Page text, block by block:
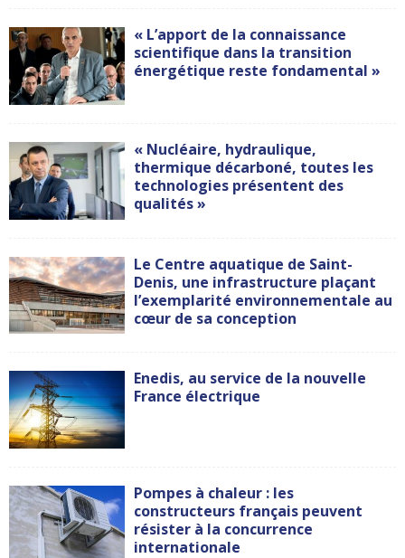
« L’apport de la connaissance
scientifique dans la transition
énergétique reste fondamental »
« Nucléaire, hydraulique,
thermique décarboné, toutes les
technologies présentent des
qualités »
Le Centre aquatique de Saint-
Denis, une infrastructure plaçant
l’exemplarité environnementale au
cœur de sa conception
Enedis, au service de la nouvelle
France électrique
Pompes à chaleur : les
constructeurs français peuvent
résister à la concurrence
internationale